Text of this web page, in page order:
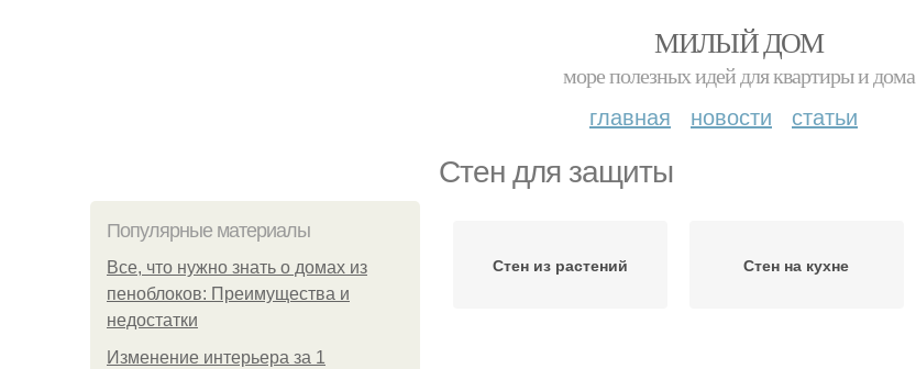
МИЛЫЙ ДОМ
море полезных идей для квартиры и дома
главная новости статьи
Стен для защиты
Популярные материалы
Все, что нужно знать о домах из
пеноблоков: Преимущества и
недостатки
Изменение интерьера за 1
Стен из растений Стен на кухне